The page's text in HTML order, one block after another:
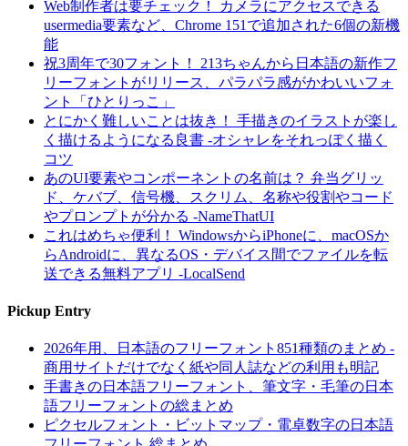
Web制作者は要チェック！ カメラにアクセスできる
usermedia要素など、Chrome 151で追加された6個の新機
能
祝3周年で30フォント！ 213ちゃんから日本語の新作フ
リーフォントがリリース、パラパラ感がかわいいフォ
ント「ひとりっこ」
とにかく難しいことは抜き！ 手描きのイラストが楽し
く描けるようになる良書 -オシャレをそれっぽく描く
コツ
あのUI要素やコンポーネントの名前は？ 弁当グリッ
ド、ケバブ、信号機、スクリム、名称や役割やコード
やプロンプトが分かる -NameThatUI
これはめちゃ便利！ WindowsからiPhoneに、macOSか
らAndroidに、異なるOS・デバイス間でファイルを転
送できる無料アプリ -LocalSend
Pickup Entry
2026年用、日本語のフリーフォント851種類のまとめ -
商用サイトだけでなく紙や同人誌などの利用も明記
手書きの日本語フリーフォント、筆文字・毛筆の日本
語フリーフォントの総まとめ
ピクセルフォント・ビットマップ・電卓数字の日本語